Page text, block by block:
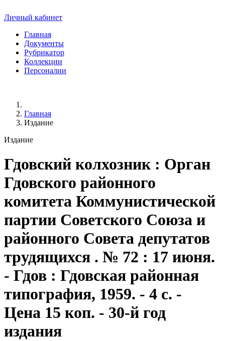
Личный кабинет
Главная
Документы
Рубрикатор
Коллекции
Персоналии
Главная
Издание
Издание
Гдовский колхозник: Орган
Гдовского районного
комитета Коммунистической
партии Советского Союза и
районного Совета депутатов
трудящихся . № 72 : 17 июня.
- Гдов : Гдовская районная
типография, 1959. - 4 с. -
Цена 15 коп. - 30-й год
издания